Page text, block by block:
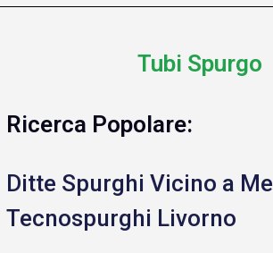
Tubi Spurgo
Ricerca Popolare:
Ditte Spurghi Vicino a Me
Tecnospurghi Livorno